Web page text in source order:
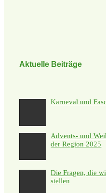
Aktuelle Beiträge
Karneval und
Advents- und
der Region 2025
Die Fragen, die
stellen